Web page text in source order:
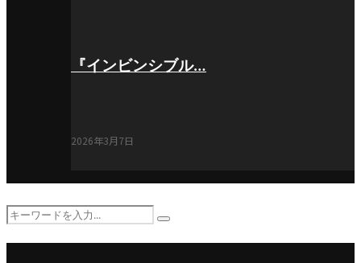
『インビンシブル…
2026年3月7日
Search
Search